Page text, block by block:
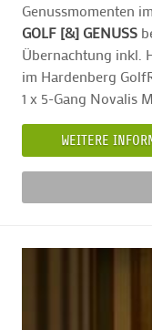
Genussmomenten
GOLF [&] GENUSS
Übernachtung inkl.
im Hardenberg
1 x 5-Gang Novalis
WEITERE